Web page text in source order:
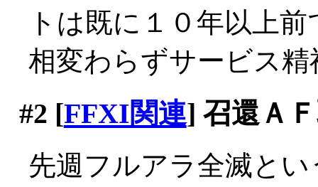
トは既に１０年以上
相変わらずサービス
#2 [FFXI関連] 召還Ａ
先週フルアラ全滅と